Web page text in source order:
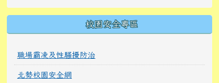
校園安全專區
職場霸凌及性騷擾防治
北勢校園安全網